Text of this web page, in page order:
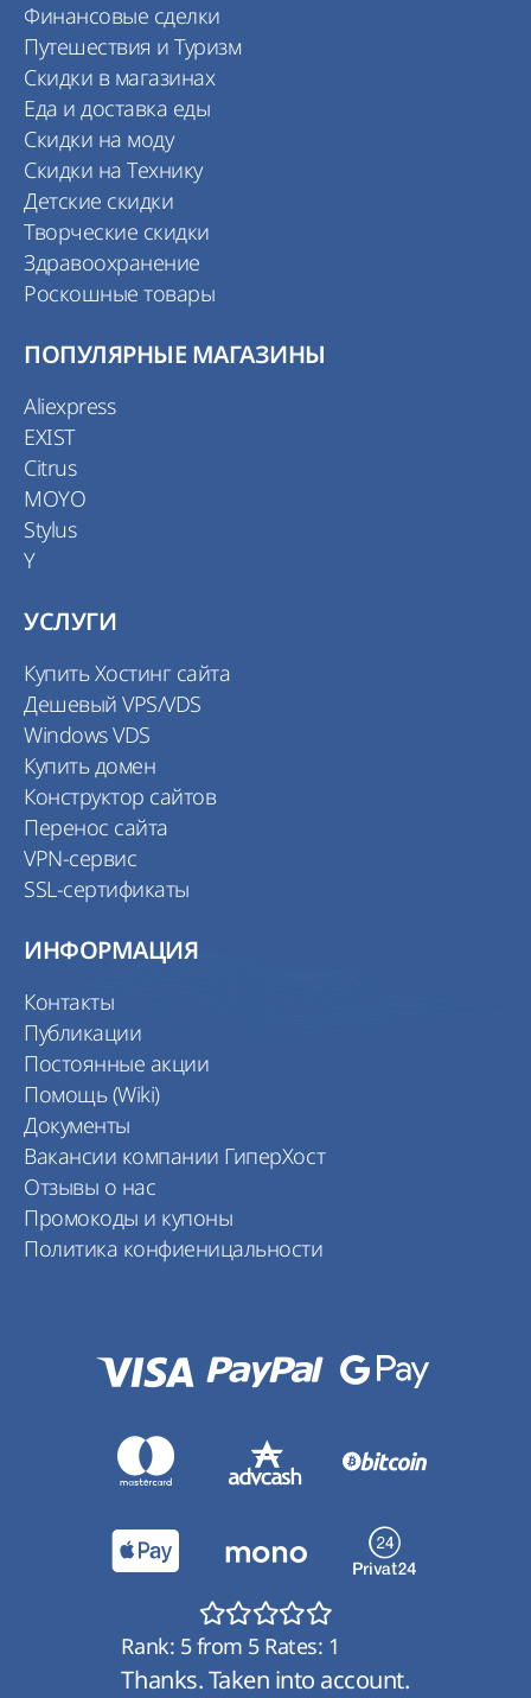
Финансовые сделки
Путешествия и Туризм
Скидки в магазинах
Еда и доставка еды
Скидки на моду
Скидки на Технику
Детские скидки
Творческие скидки
Здравоохранение
Роскошные товары
ПОПУЛЯРНЫЕ МАГАЗИНЫ
Aliexpress
EXIST
Citrus
MOYO
Stylus
Y
УСЛУГИ
Купить Хостинг сайта
Дешевый VPS/VDS
Windows VDS
Купить домен
Конструктор сайтов
Перенос сайта
VPN-сервис
SSL-сертификаты
ИНФОРМАЦИЯ
Контакты
Публикации
Постоянные акции
Помощь (Wiki)
Документы
Вакансии компании ГиперХост
Отзывы о нас
Промокоды и купоны
Политика конфиеницальности
Rank: 5from 5Rates: 1
Thanks. Taken into account.